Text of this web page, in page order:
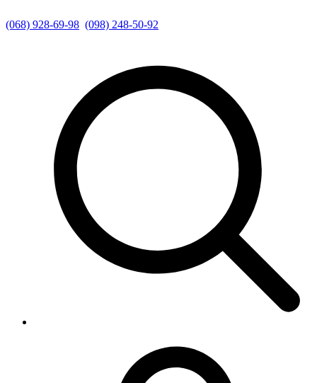
(068) 928-69-98 (098) 248-50-92